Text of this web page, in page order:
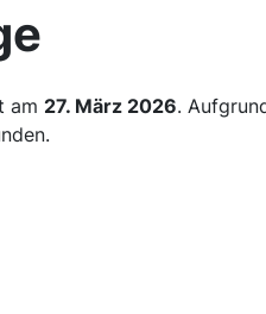
am 27. März 2026.